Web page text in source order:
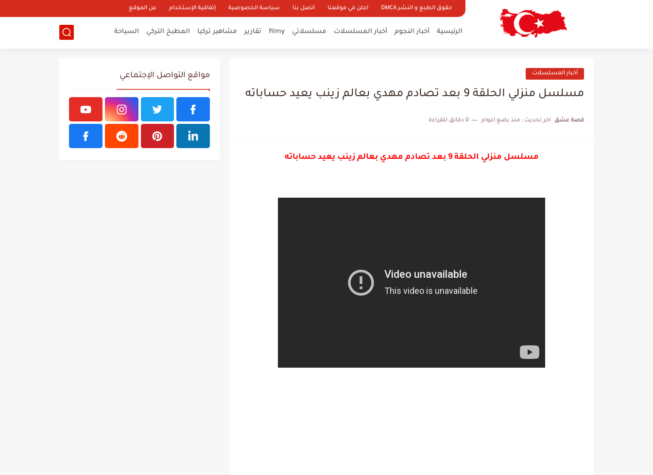
حقوق الطبع و النشر DMCA اعلن في موقعنا اتصل بنا سياسة الخصوصية إتفاقية الإستخدام عن الموقع
الرئيسية أخبار النجوم أخبار المسلسلات مسلسلاتي filmy تقارير مشاهير تركيا المطبخ التركي السياحة
أخبار المسلسلات
مسلسل منزلي الحلقة 9 بعد تصادم مهدي بعالم زينب يعيد حساباته
قصة عشق اخر تحديث : منذ بضع اعوام 0 دقائق للقراءة
مسلسل منزلي الحلقة 9 بعد تصادم مهدي بعالم زينب يعيد حساباته
مواقع التواصل الإجتماعي